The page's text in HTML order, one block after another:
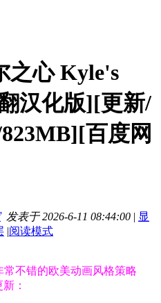
之心 Kyle's
汉化版][更新/
百度网
发表于 2026-6-11 08:44:00 | 显
|阅读模式
常不错的欧美动画风格策略
：